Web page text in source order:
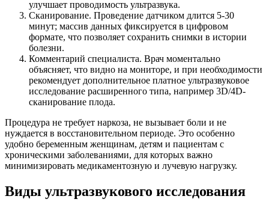
улучшает проводимость ультразвука.
Сканирование. Проведение датчиком длится 5-30
минут; массив данных фиксируется в цифровом
формате, что позволяет сохранить снимки в истории
болезни.
Комментарий специалиста. Врач моментально
объясняет, что видно на мониторе, и при необходимости
рекомендует дополнительное платное ультразвуковое
исследование расширенного типа, например 3D/4D-
сканирование плода.
Процедура не требует наркоза, не вызывает боли и не
нуждается в восстановительном периоде. Это особенно
удобно беременным женщинам, детям и пациентам с
хроническими заболеваниями, для которых важно
минимизировать медикаментозную и лучевую нагрузку.
Виды ультразвукового исследования